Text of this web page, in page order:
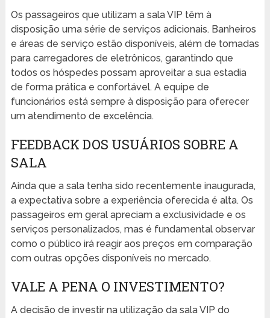
Os passageiros que utilizam a sala VIP têm à
disposição uma série de serviços adicionais. Banheiros
e áreas de serviço estão disponíveis, além de tomadas
para carregadores de eletrônicos, garantindo que
todos os hóspedes possam aproveitar a sua estadia
de forma prática e confortável. A equipe de
funcionários está sempre à disposição para oferecer
um atendimento de excelência.
FEEDBACK DOS USUÁRIOS SOBRE A
SALA
Ainda que a sala tenha sido recentemente inaugurada,
a expectativa sobre a experiência oferecida é alta. Os
passageiros em geral apreciam a exclusividade e os
serviços personalizados, mas é fundamental observar
como o público irá reagir aos preços em comparação
com outras opções disponíveis no mercado.
VALE A PENA O INVESTIMENTO?
A decisão de investir na utilização da sala VIP do